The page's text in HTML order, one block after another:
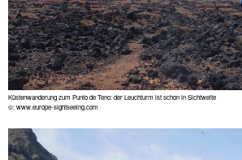
Küstenwanderung zum Punto de Teno: der Leuchturm ist schon in Sichtweite
©: www.europe-sightseeing.com